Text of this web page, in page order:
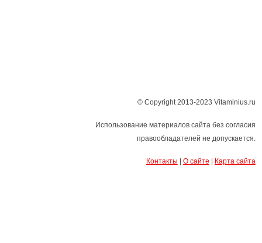
© Copyright 2013-2023 Vitaminius.ru
Использование материалов сайта без согласия
правообладателей не допускается.
Контакты | О сайте | Карта сайта